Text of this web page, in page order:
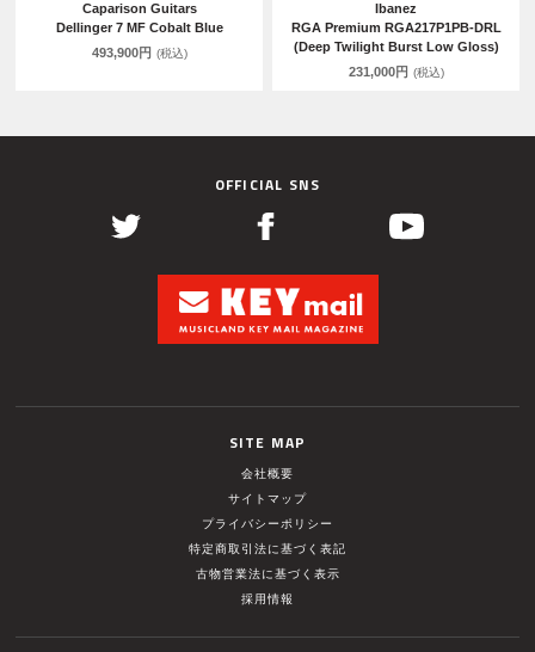
Caparison Guitars
Dellinger 7 MF Cobalt Blue
493,900円 (税込)
Ibanez
RGA Premium RGA217P1PB-DRL
(Deep Twilight Burst Low Gloss)
231,000円 (税込)
OFFICIAL SNS
SITE MAP
会社概要
サイトマップ
プライバシーポリシー
特定商取引法に基づく表記
古物営業法に基づく表示
採用情報